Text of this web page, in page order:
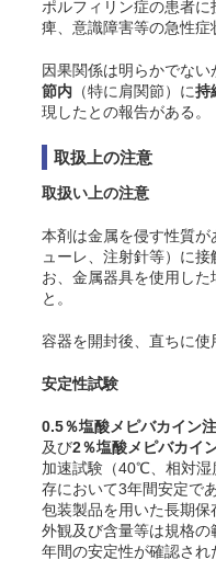
ポルフィリン症の患者
痺、意識障害等の急性症
因果関係は明らかでな
節内 （特に肩関節）に持
現したとの報告がある。
取扱上の注意
取扱い上の注意
本剤は金属を侵す性質
ューレ、注射針等）に
お、金属器具を使用した
と。
容器を開封後、直ちに使
安定性試験
0.5％塩酸メピバカイン
及び2％塩酸メピバカイ
加速試験（40℃、相対湿
存において3年間安定で
包装製品を用いた長期保
外観及び含量等は規格
年間の安定性が確認され